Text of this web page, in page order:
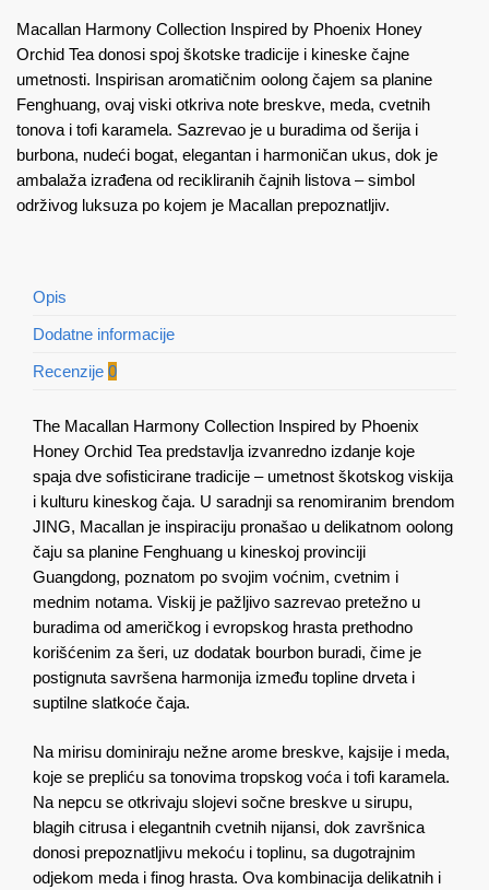
By
Phoenix
Honey
Orchid
Tea
0.7
količina
Macallan Harmony Collection Inspired by Phoenix Honey
Orchid Tea donosi spoj škotske tradicije i kineske čajne
umetnosti. Inspirisan aromatičnim oolong čajem sa planine
Fenghuang, ovaj viski otkriva note breskve, meda, cvetnih
tonova i tofi karamela. Sazrevao je u buradima od šerija i
burbona, nudeći bogat, elegantan i harmoničan ukus, dok je
ambalaža izrađena od recikliranih čajnih listova – simbol
održivog luksuza po kojem je Macallan prepoznatljiv.
Opis
Dodatne informacije
Recenzije 0
The Macallan Harmony Collection Inspired by Phoenix
Honey Orchid Tea predstavlja izvanredno izdanje koje
spaja dve sofisticirane tradicije – umetnost škotskog viskija
i kulturu kineskog čaja. U saradnji sa renomiranim brendom
JING, Macallan je inspiraciju pronašao u delikatnom oolong
čaju sa planine Fenghuang u kineskoj provinciji
Guangdong, poznatom po svojim voćnim, cvetnim i
mednim notama. Viskij je pažljivo sazrevao pretežno u
buradima od američkog i evropskog hrasta prethodno
korišćenim za šeri, uz dodatak bourbon buradi, čime je
postignuta savršena harmonija između topline drveta i
suptilne slatkoće čaja.
Na mirisu dominiraju nežne arome breskve, kajsije i meda,
koje se prepliću sa tonovima tropskog voća i tofi karamela.
Na nepcu se otkrivaju slojevi sočne breskve u sirupu,
blagih citrusa i elegantnih cvetnih nijansi, dok završnica
donosi prepoznatljivu mekoću i toplinu, sa dugotrajnim
odjekom meda i finog hrasta. Ova kombinacija delikatnih i